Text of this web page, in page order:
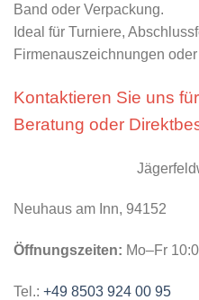
Band oder Verpackung.
Ideal für Turniere,
Firmenauszeichnungen
Kontaktieren Sie uns
Beratung oder
Neuhaus am Inn, 94152
Öffnungszeiten: Mo–Fr
Tel.: +49 8503 924 00 95